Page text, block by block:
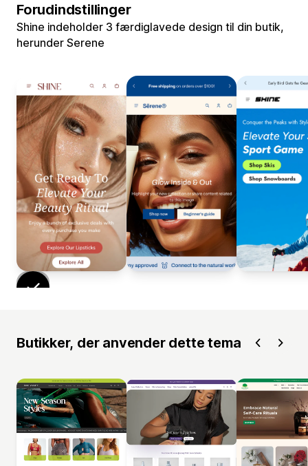
Forudindstillinger
Shine indeholder 3 færdiglavede design til din butik,
herunder Serene
Butikker, der anvender dette tema